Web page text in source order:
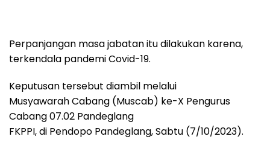
Perpanjangan masa jabatan itu dilakukan karena,
terkendala pandemi Covid-19.
Keputusan tersebut diambil melalui
Musyawarah Cabang (Muscab) ke-X Pengurus
Cabang 07.02 Pandeglang
FKPPI, di Pendopo Pandeglang, Sabtu (7/10/2023).